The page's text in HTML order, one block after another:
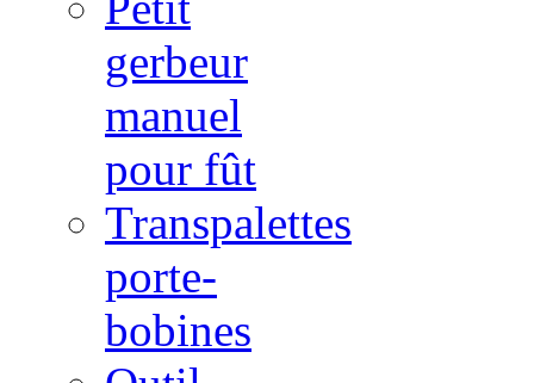
gerbeur
manuel
pour fût
Transpalettes
porte-
bobines